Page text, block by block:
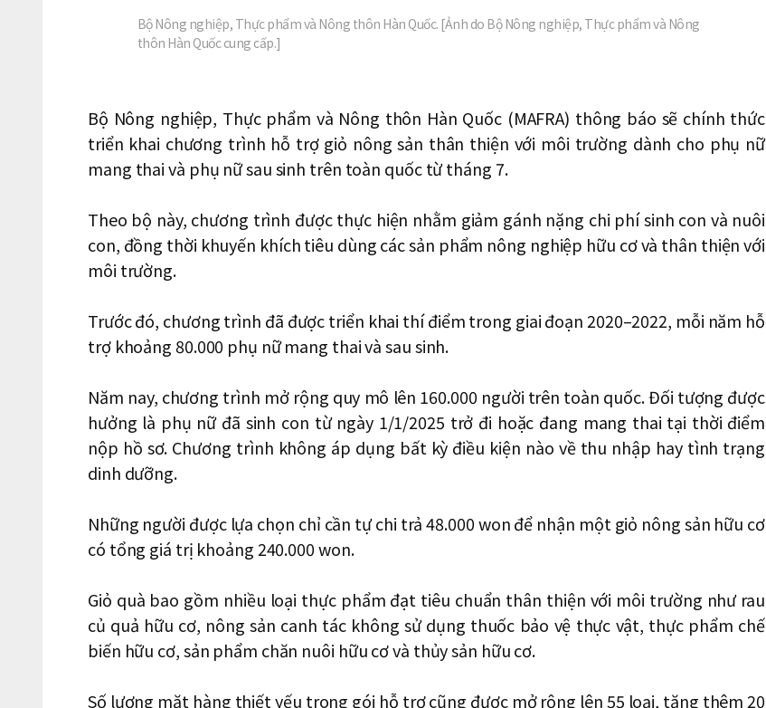
Bộ Nông nghiệp, Thực phẩm và Nông thôn Hàn Quốc. [Ảnh do Bộ Nông nghiệp, Thực phẩm và Nông
thôn Hàn Quốc cung cấp.]
Bộ Nông nghiệp, Thực phẩm và Nông thôn Hàn Quốc (MAFRA) thông báo sẽ chính thức
triển khai chương trình hỗ trợ giỏ nông sản thân thiện với môi trường dành cho phụ nữ
mang thai và phụ nữ sau sinh trên toàn quốc từ tháng 7.
Theo bộ này, chương trình được thực hiện nhằm giảm gánh nặng chi phí sinh con và nuôi
con, đồng thời khuyến khích tiêu dùng các sản phẩm nông nghiệp hữu cơ và thân thiện với
môi trường.
Trước đó, chương trình đã được triển khai thí điểm trong giai đoạn 2020–2022, mỗi năm hỗ
trợ khoảng 80.000 phụ nữ mang thai và sau sinh.
Năm nay, chương trình mở rộng quy mô lên 160.000 người trên toàn quốc. Đối tượng được
hưởng là phụ nữ đã sinh con từ ngày 1/1/2025 trở đi hoặc đang mang thai tại thời điểm
nộp hồ sơ. Chương trình không áp dụng bất kỳ điều kiện nào về thu nhập hay tình trạng
dinh dưỡng.
Những người được lựa chọn chỉ cần tự chi trả 48.000 won để nhận một giỏ nông sản hữu cơ
có tổng giá trị khoảng 240.000 won.
Giỏ quà bao gồm nhiều loại thực phẩm đạt tiêu chuẩn thân thiện với môi trường như rau
củ quả hữu cơ, nông sản canh tác không sử dụng thuốc bảo vệ thực vật, thực phẩm chế
biến hữu cơ, sản phẩm chăn nuôi hữu cơ và thủy sản hữu cơ.
Số lượng mặt hàng thiết yếu trong gói hỗ trợ cũng được mở rộng lên 55 loại, tăng thêm 20